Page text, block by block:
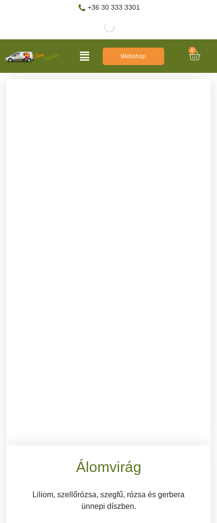
+36 30 333 3301
Webshop
0
Álomvirág
Liliom, szellőrózsa, szegfű, rózsa és gerbera
ünnepi díszben.